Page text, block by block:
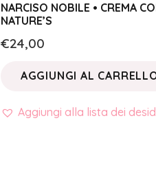
NARCISO NOBILE • CREMA
NATURE’S
€24,00
AGGIUNGI AL
Aggiungi alla lista dei